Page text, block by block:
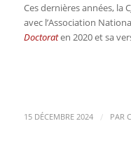
Ces dernières années, la
avec l’Association
Doctoraten 2020 et sa
15 DÉCEMBRE 2024 / PAR